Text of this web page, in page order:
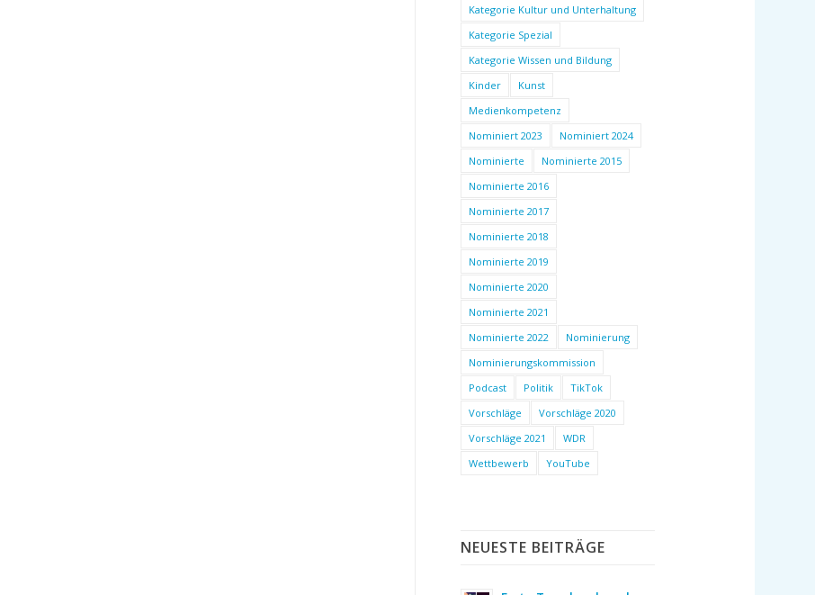
Kategorie Kultur und Unterhaltung
Kategorie Spezial
Kategorie Wissen und Bildung
Kinder
Kunst
Medienkompetenz
Nominiert 2023
Nominiert 2024
Nominierte
Nominierte 2015
Nominierte 2016
Nominierte 2017
Nominierte 2018
Nominierte 2019
Nominierte 2020
Nominierte 2021
Nominierte 2022
Nominierung
Nominierungskommission
Podcast
Politik
TikTok
Vorschläge
Vorschläge 2020
Vorschläge 2021
WDR
Wettbewerb
YouTube
NEUESTE BEITRÄGE